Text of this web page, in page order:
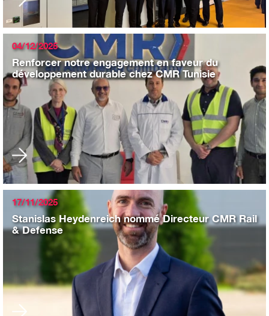
04/12/2025
Renforcer notre engagement en faveur du
développement durable chez CMR Tunisie
17/11/2025
Stanislas Heydenreich nommé Directeur CMR Rail
& Defense